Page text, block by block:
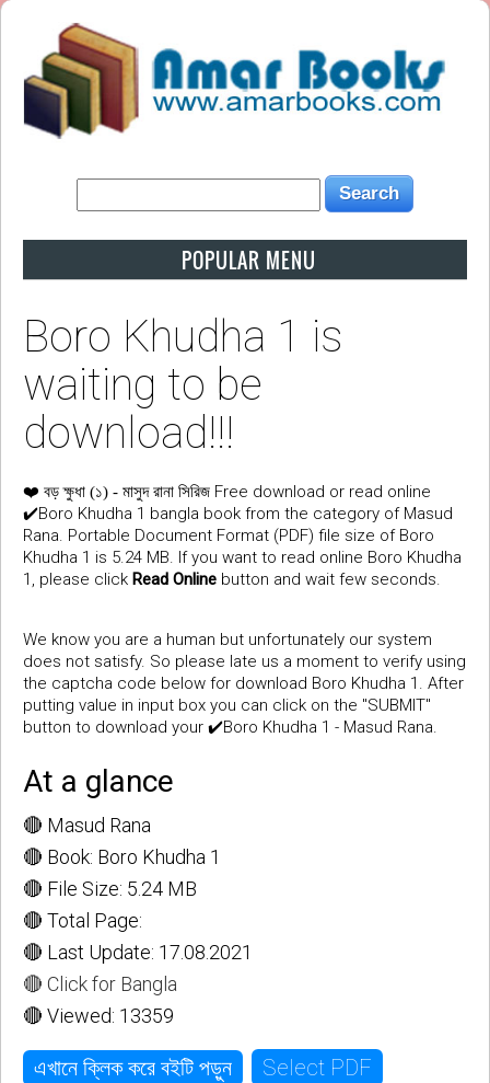
POPULAR MENU
Boro Khudha 1 is
waiting to be
download!!!
❤️ বড় ক্ষুধা (১) - মাসুদ রানা সিরিজ Free download or read online
✔️Boro Khudha 1 bangla book from the category of Masud
Rana. Portable Document Format (PDF) file size of Boro
Khudha 1 is 5.24 MB. If you want to read online Boro Khudha
1, please click Read Online button and wait few seconds.
We know you are a human but unfortunately our system
does not satisfy. So please late us a moment to verify using
the captcha code below for download Boro Khudha 1. After
putting value in input box you can click on the "SUBMIT"
button to download your ✔️Boro Khudha 1 - Masud Rana.
At a glance
🔴 Masud Rana
🔴 Book: Boro Khudha 1
🔴 File Size: 5.24 MB
🔴 Total Page:
🔴 Last Update: 17.08.2021
🔴 Click for Bangla
🔴 Viewed: 13359
এখানে ক্লিক করে বইটি পড়ুন Select PDF